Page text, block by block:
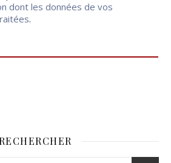
dont les données de vos
.
RECHERCHER